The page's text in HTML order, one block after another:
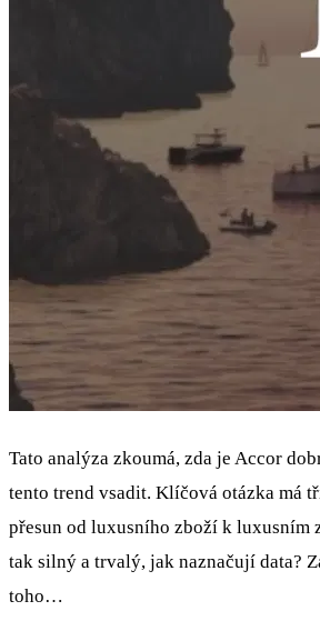
Tato analýza zkoumá, zda je Accor
tento trend vsadit. Klíčová otázka má
přesun od luxusního zboží k luxusním
tak silný a trvalý, jak naznačují data?
toho…